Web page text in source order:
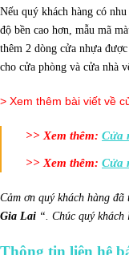
Nếu quý khách hàng có
độ bền cao hơn, mẫu mã
thêm 2 dòng cửa nhựa
cho cửa phòng và cửa nhà
> Xem thêm bài viết về
>> Xem thêm: Cửa
>> Xem thêm: Cửa
Cảm ơn quý khách hàng
Gia Lai “. Chúc quý
Thông tin liên hệ